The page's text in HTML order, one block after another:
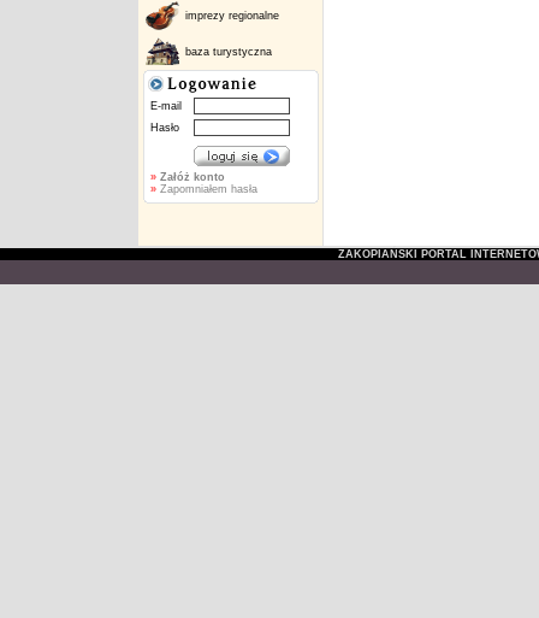
imprezy regionalne
baza turystyczna
E-mail
Hasło
» Załóż konto
»Zapomniałem hasła
ZAKOPIAŃSKI PORTAL